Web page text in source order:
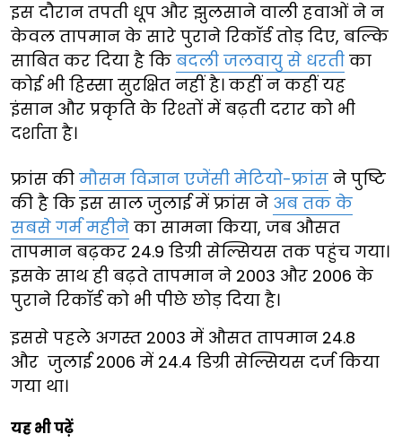
इस दौरान तपती धूप और झुलसाने वाली हवाओं ने न
केवल तापमान के सारे पुराने रिकॉर्ड तोड़ दिए, बल्कि
साबित कर दिया है कि बदली जलवायु से धरती का
कोई भी हिस्सा सुरक्षित नहीं है। कहीं न कहीं यह
इंसान और प्रकृति के रिश्तों में बढ़ती दरार को भी
दर्शाता है।
फ्रांस की मौसम विज्ञान एजेंसी मेटियो-फ्रांस ने पुष्टि
की है कि इस साल जुलाई में फ्रांस ने अब तक के
सबसे गर्म महीने का सामना किया, जब औसत
तापमान बढ़कर 24.9 डिग्री सेल्सियस तक पहुंच गया।
इसके साथ ही बढ़ते तापमान ने 2003 और 2006 के
पुराने रिकॉर्ड को भी पीछे छोड़ दिया है।
इससे पहले अगस्त 2003 में औसत तापमान 24.8
और जुलाई 2006 में 24.4 डिग्री सेल्सियस दर्ज किया
गया था।
यह भी पढ़ें